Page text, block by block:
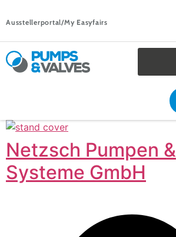
Ausstellerportal/My Easyfairs
Netzsch Pumpen &
Systeme GmbH